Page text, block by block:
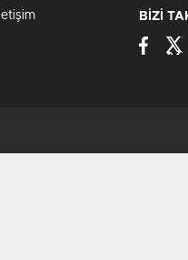
İletişim BİZİ